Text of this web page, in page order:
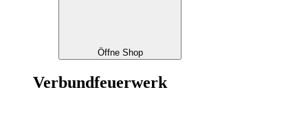
Öffne Shop
Verbundfeuerwerk